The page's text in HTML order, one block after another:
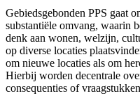
Gebiedsgebonden PPS gaat
substantiële omvang, waarin
denk aan wonen, welzijn,
op diverse locaties
om nieuwe locaties als om
Hierbij worden decentrale
consequenties of